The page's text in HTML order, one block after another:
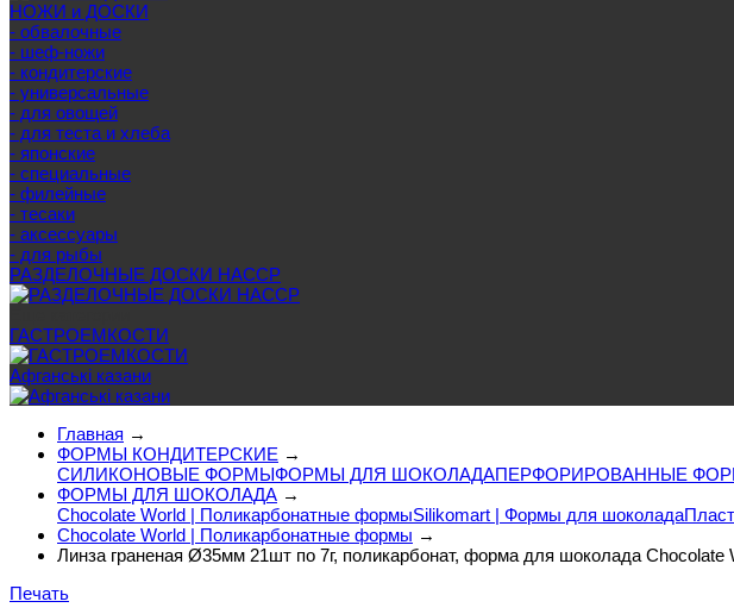
НОЖИ и ДОСКИ
- обвалочные
- шеф-ножи
- кондитерские
- универсальные
- для овощей
- для теста и хлеба
- японские
- специальные
- филейные
- тесаки
- аксессуары
- для рыбы
РАЗДЕЛОЧНЫЕ ДОСКИ HACCP
ГАСТРОЕМКОСТИ
Афганські казани
Главная →
ФОРМЫ КОНДИТЕРСКИЕ →
СИЛИКОНОВЫЕ ФОРМЫФОРМЫ ДЛЯ ШОКОЛАДАПЕРФОРИРОВАННЫЕ
ФОРМЫ ДЛЯ ШОКОЛАДА →
Chocolate World | Поликарбонатные формыSilikomart | Формы для шоколада
Chocolate World | Поликарбонатные формы →
Линза граненая Ø35мм 21шт по 7г, поликарбонат, форма для шоколада Chocolate
Печать